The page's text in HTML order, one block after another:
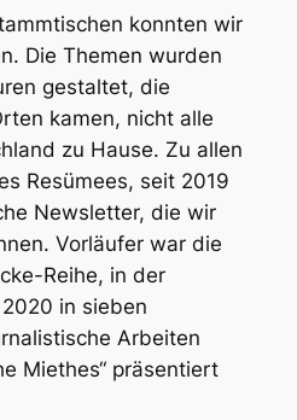
konnten wir
Die Themen wurden
gestaltet, die
kamen, nicht alle
zu Hause. Zu allen
Resümees, seit 2019
Newsletter, die wir
Vorläufer war die
Reihe, in der
in sieben
Arbeiten
Miethes“ präsentiert